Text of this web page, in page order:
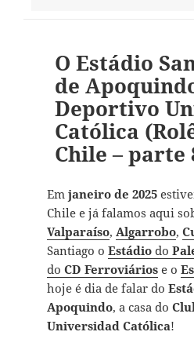
O Estádio
de
Deportivo
Católica
Chile – parte
Em janeiro de 2025
Chile e já falamos aqui
Valparaíso, Algarrobo,
Santiago o Estádio do
do CD Ferroviáriose o
hoje é dia de falar do
Apoquindo, a casa do
Universidad Católica!